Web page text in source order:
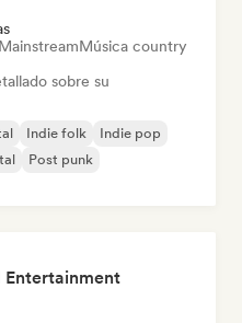
Música country
sobre su
Indie folk
Indie pop
Post punk
Entertainment